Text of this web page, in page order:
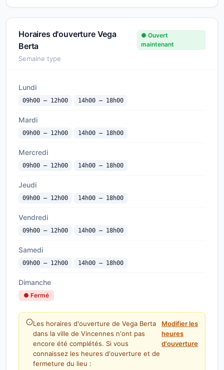
Horaires d'ouverture Vega
Berta
● Ouvert
maintenant
Semaine type
Lundi
09h00 — 12h00 14h00 — 18h00
Mardi
09h00 — 12h00 14h00 — 18h00
Mercredi
09h00 — 12h00 14h00 — 18h00
Jeudi
09h00 — 12h00 14h00 — 18h00
Vendredi
09h00 — 12h00 14h00 — 18h00
Samedi
09h00 — 12h00 14h00 — 18h00
Dimanche
● Fermé
Les horaires d'ouverture de Vega Berta
dans la ville de Vincennes n'ont pas
encore été complétés. Si vous
connaissez les heures d'ouverture et de
fermeture du lieu :
Modifier les
heures
d'ouverture